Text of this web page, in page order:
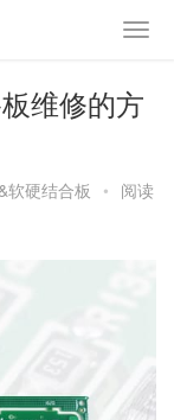
维修的方
软硬结合板 • 阅读